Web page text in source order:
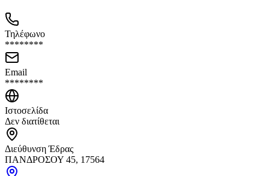
Τηλέφωνο
********
Email
********
Ιστοσελίδα
Δεν διατίθεται
Διεύθυνση Έδρας
ΠΑΝΔΡΟΣΟΥ 45, 17564